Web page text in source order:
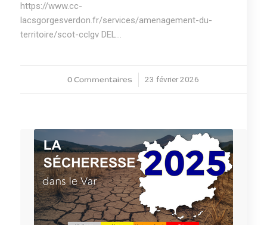
https://www.cc-
lacsgorgesverdon.fr/services/amenagement-du-
territoire/scot-cclgv DEL…
0 Commentaires
/ 23 février 2026